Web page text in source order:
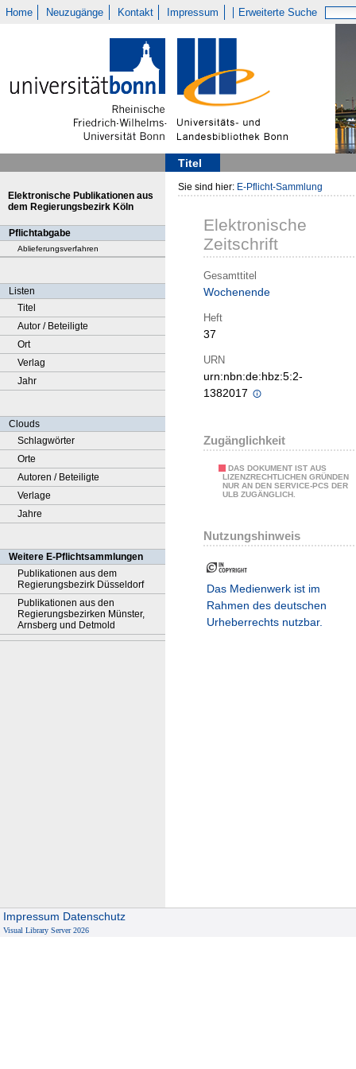
Home Neuzugänge Kontakt Impressum Erweiterte Suche
Titel
Elektronische Publikationen aus
dem Regierungsbezirk Köln
Pflichtabgabe
Ablieferungsverfahren
Listen
Titel
Autor / Beteiligte
Ort
Verlag
Jahr
Clouds
Schlagwörter
Orte
Autoren / Beteiligte
Verlage
Jahre
Weitere E-Pflichtsammlungen
Publikationen aus dem
Regierungsbezirk Düsseldorf
Publikationen aus den
Regierungsbezirken Münster,
Arnsberg und Detmold
Sie sind hier: E-Pflicht-Sammlung
Elektronische
Zeitschrift
Gesamttitel
Wochenende
Heft
37
URN
urn:nbn:de:hbz:5:2-
1382017
Zugänglichkeit
DAS DOKUMENT IST AUS
LIZENZRECHTLICHEN GRÜNDEN
NUR AN DEN SERVICE-PCS DER
ULB ZUGÄNGLICH.
Nutzungshinweis
Das Medienwerk ist im
Rahmen des deutschen
Urheberrechts nutzbar.
Impressum Datenschutz
Visual Library Server 2026